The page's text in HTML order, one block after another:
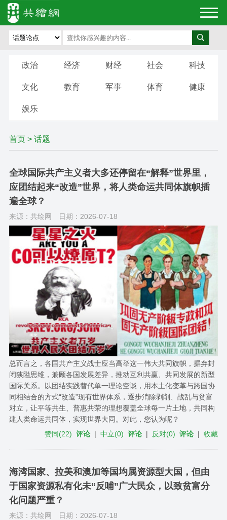
政治 经济 财经 社会 科技
文化 教育 军事 体育 健康
娱乐
首页> 话题
全球国际共产主义者大多还停留在“解释”世界里，
应团结起来“改造”世界，将人类命运共同体旗帜插
遍全球？
来源：共绘网 日期：2026-07-18
总而言之，各国共产主义战士应当高举这一伟大共同旗帜，摒弃封
闭狭隘思维，兼顾各国发展差异，推动互利共赢、共同发展的新型
国际关系。以团结实践替代单一理论空谈，用本土化变革与跨国协
同相结合的方式“改造”现有世界体系，逐步消除剥削、战乱与贫富
对立，让平等共生、普惠共荣的理想覆盖全球每一片土地，共同构
建人类命运共同体，实现世界大同。对此，您认为呢？
赞同(22) 评论 |中立(0) 评论 | 反对(0) 评论 |收藏
海湾国家、拉美和澳加等国均属资源型大国，但由
于国家资源私有化未“反哺”广大民众，以致贫富分
化问题严重？
来源：共绘网 日期：2026-07-18